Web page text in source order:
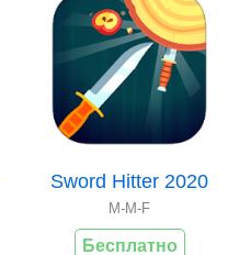
Sword Hitter 2020
M-M-F
Бесплатно